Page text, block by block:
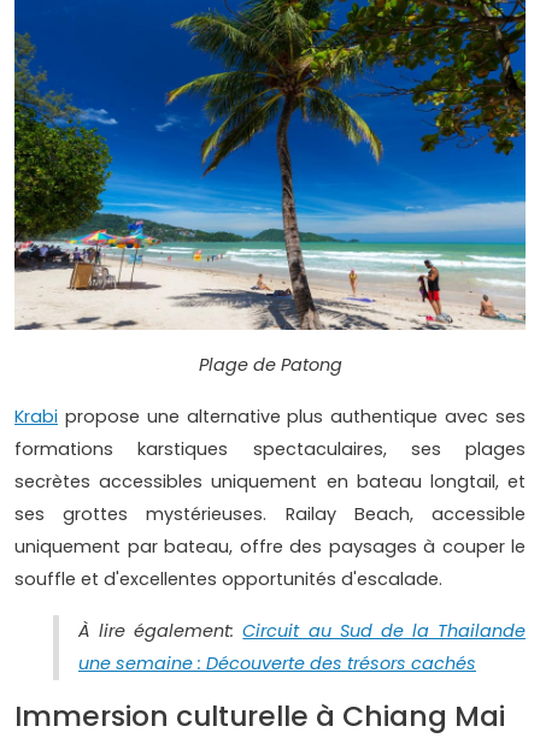
Plage de Patong
Krabi propose une alternative plus authentique avec ses
formations karstiques spectaculaires, ses plages
secrètes accessibles uniquement en bateau longtail, et
ses grottes mystérieuses. Railay Beach, accessible
uniquement par bateau, offre des paysages à couper le
souffle et d'excellentes opportunités d'escalade.
À lire également:Circuit au Sud de la Thailande
une semaine : Découverte des trésors cachés
Immersion culturelle à Chiang Mai